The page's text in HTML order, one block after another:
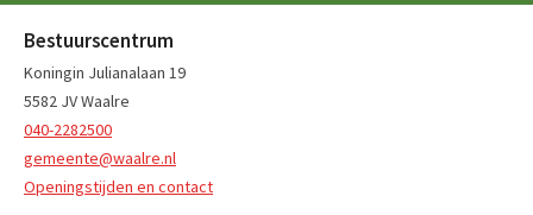
Bestuurscentrum
Koningin Julianalaan 19
5582 JV Waalre
040-2282500
gemeente@waalre.nl
Openingstijden en contact